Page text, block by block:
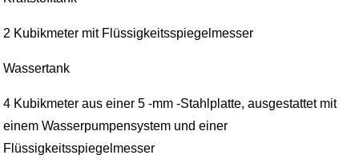
2 Kubikmeter mit Flüssigkeitsspiegelmesser
Wassertank
4 Kubikmeter aus einer 5 -mm -Stahlplatte, ausgestattet mit
einem Wasserpumpensystem und einer
Flüssigkeitsspiegelmesser